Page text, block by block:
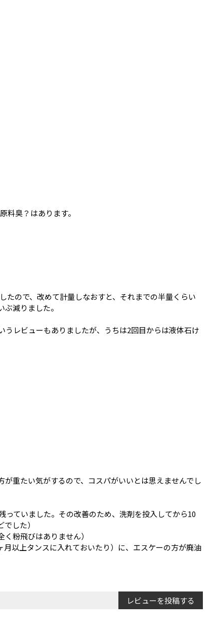
料臭？はあります。
たので、改めて計量しなおすと、それまでの半量くらい
減りました。
レビューもありましたが、うちは2回目からは液体石け
重たい気がするので、コスパがいいとは思えませんでし
ていました。その改善のため、洗剤を投入してから10
した）
粉飛びはありません）
以上タンスに入れておいたり）に、エスケーの方が廃油
レビューを投稿する